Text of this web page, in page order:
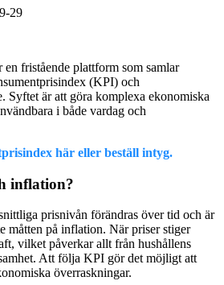
29
fristående plattform som samlar
(KPI) och
Syftet är att göra komplexa ekonomiska
i både vardag och
här eller beställ intyg.
inflation?
prisnivån förändras över tid och är
måtten på inflation. När priser stiger
vilket påverkar allt från hushållens
Att följa KPI gör det möjligt att
överraskningar.